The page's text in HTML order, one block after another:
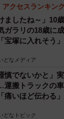
アクセスランキン
ましたね～」10
ガラリの18歳に
宝塚に入れそう」
どなメディア
慎でないかと」
搬トラックの
いほど伝わる」
どなトピック